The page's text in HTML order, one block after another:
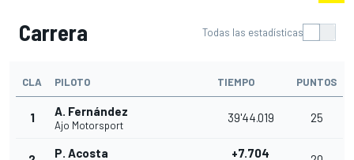
Carrera Todas las estadísticas
CLA PILOTO TIEMPO PUNTOS
1 A. Fernández
Ajo Motorsport
39'44.019 25
P. Acosta +7.704